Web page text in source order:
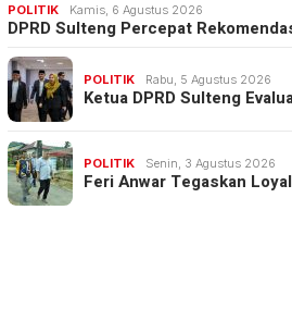
POLITIK Kamis, 6 Agustus 2026
DPRD Sulteng Percepat
POLITIK Rabu, 5 Agustus 2026
Ketua DPRD Sulteng
POLITIK Senin, 3 Agustus 2026
Feri Anwar Tegaskan